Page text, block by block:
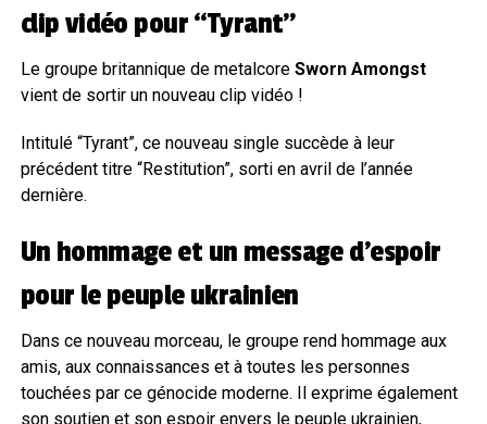
clip vidéo pour “Tyrant”
Le groupe britannique de metalcore Sworn Amongst
vient de sortir un nouveau clip vidéo !
Intitulé “Tyrant”, ce nouveau single succède à leur
précédent titre “Restitution”, sorti en avril de l’année
dernière.
Un hommage et un message d’espoir
pour le peuple ukrainien
Dans ce nouveau morceau, le groupe rend hommage aux
amis, aux connaissances et à toutes les personnes
touchées par ce génocide moderne. Il exprime également
son soutien et son espoir envers le peuple ukrainien,